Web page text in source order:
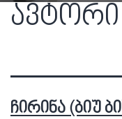
ჩირინა (ბიუ